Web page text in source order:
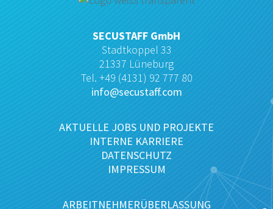
SECUSTAFF GmbH
Stadtkoppel 33
21337 Lüneburg
Tel. +49 (4131) 92 777 80
info@secustaff.com
AKTUELLE JOBS UND PROJEKTE
INTERNE KARRIERE
DATENSCHUTZ
IMPRESSUM
ARBEITNEHMERÜBERLASSUNG